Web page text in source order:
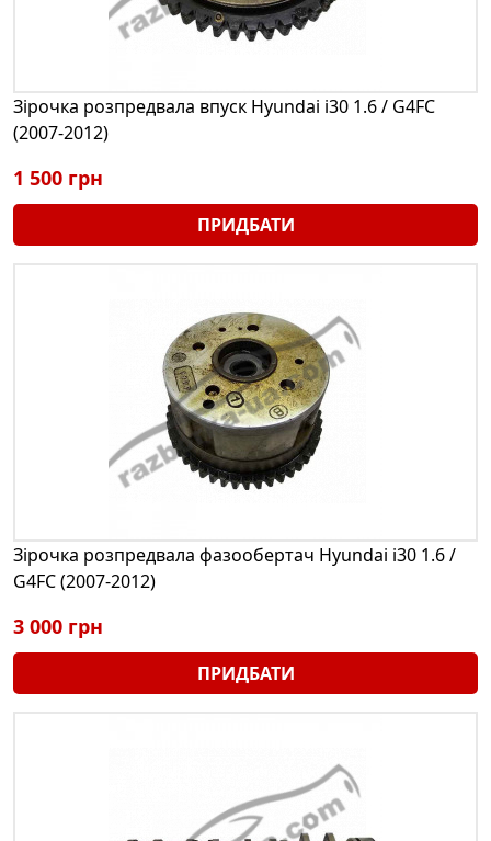
Зірочка розпредвала впуск Hyundai i30 1.6 / G4FC
(2007-2012)
1 500 грн
ПРИДБАТИ
Зірочка розпредвала фазообертач Hyundai i30 1.6 /
G4FC (2007-2012)
3 000 грн
ПРИДБАТИ